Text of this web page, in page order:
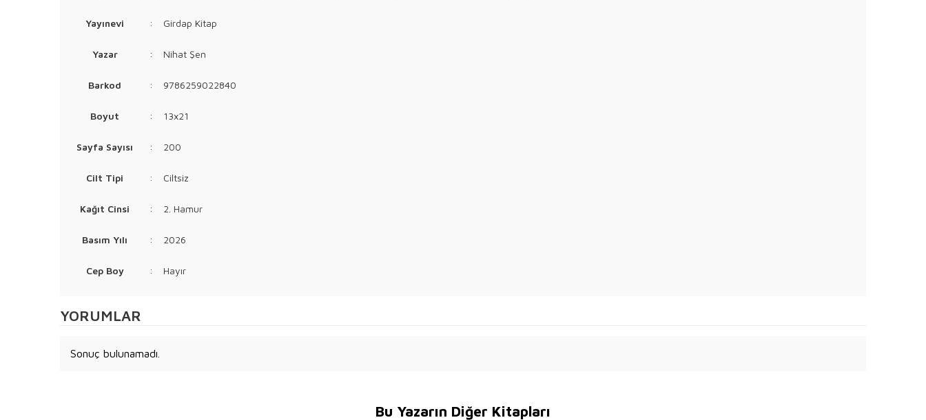
Yayınevi : Girdap Kitap
Yazar : Nihat Şen
Barkod : 9786259022840
Boyut : 13x21
Sayfa Sayısı : 200
Cilt Tipi : Ciltsiz
Kağıt Cinsi : 2. Hamur
Basım Yılı : 2026
Cep Boy : Hayır
YORUMLAR
Sonuç bulunamadı.
Bu Yazarın Diğer Kitapları